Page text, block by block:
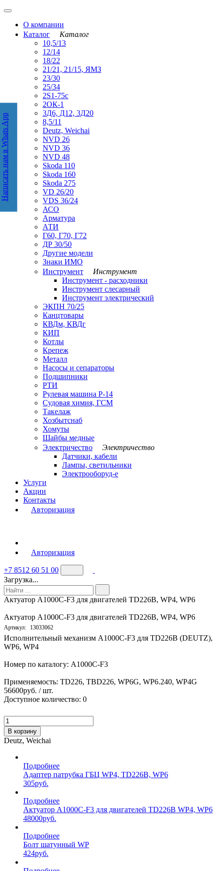
О компании
Каталог
Каталог
10,5/13
12/14
18/22
21/21, 21/15, ЯМЗ
23/30
25/34
2S1-75с
2ОК-1
3Д6, Д12, 3Д20
8,5/11
Deutz, Weichai
NVD 26
NVD 36
NVD 48
Skoda 110
Skoda 160
Skoda 275
VD 26/20
VDS 36/24
АСО
Арматура
АТИ
Г60, Г70, Г72
ДР 30/50
Другие модели
Знаки ИМО
Инструмент
Инструмент
Инструмент - расходники
Инструмент слесарный
Инструмент электрический
ЭКПН 70/25
Канцтовары
КВДм, КВДг
КИП
Котлы
Крепеж
Металл
Насосы и сепараторы
Подшипники
РТИ
Рулевая машина Р-14
Судовая химия, ГСМ
Такелаж
Хозбытснаб
Хомуты
Шайбы медные
Электричество
Электричество
Датчики, кабели
Лампы, светильники
Электрооборуд-е
Услуги
Акции
Контакты
Авторизация
Авторизация
+7 8512 60 51 00
Загрузка...
Актуатор A1000C-F3 для двигателей TD226B, WP4, WP6
Актуатор A1000C-F3 для двигателей TD226B, WP4, WP6
Артикул: 13033062
Исполнительный механизм A1000C-F3 для TD226B (DEUTZ),
WP6, WP4
Номер по каталогу: A1000C-F3
Применяемость: TD226, TBD226, WP6G, WP6.240, WP4G
56600руб. / шт.
Доступное количество: 0
В корзину
Deutz, Weichai
Подробнее
Адаптер патрубка ГБЦ WP4, TD226B, WP6
305руб.
Подробнее
Актуатор A1000C-F3 для двигателей TD226B WP4, WP6
48000руб.
Подробнее
Болт шатунный WP
424руб.
Написать нам в WhatsApp
Написать нам в Whats App